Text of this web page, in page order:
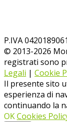
P.IVA
© 2013-2026
registrati sono
Legali | Cookie
Il presente sito
esperienza di
continuando la
OKCookies